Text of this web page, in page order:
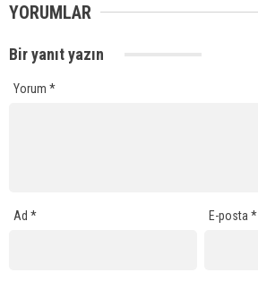
YORUMLAR
Bir yanıt yazın
Yorum *
Ad * E-posta*